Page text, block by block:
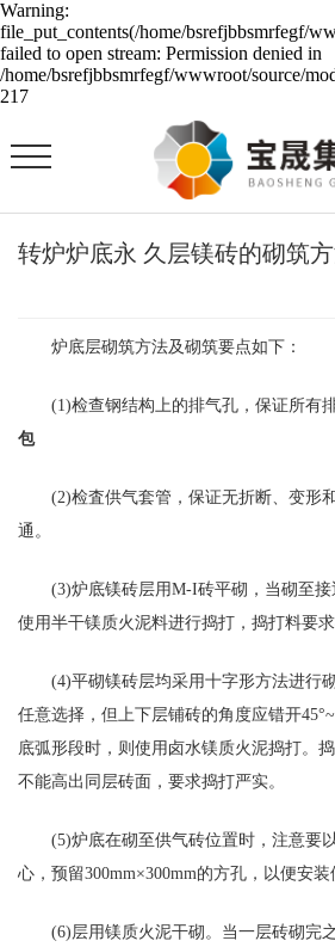
Warning:
file_put_contents(/home/bsrefjbbsmrfegf/
failed to open stream: Permission denied in
/home/bsrefjbbsmrfegf/wwwroot/source/
217
转炉炉底永 久层镁砖的砌筑
炉底层砌筑方法及砌筑要点如下：
(1)检查钢结构上的排气孔，保证所有
包
(2)检査供气套管，保证无折断、变形
通。
(3)炉底镁砖层用M-I砖平砌，当砌至
使用半干镁质火泥料进行捣打，捣打料要求
(4)平砌镁砖层均采用十字形方法进行
任意选择，但上下层铺砖的角度应错开
底弧形段时，则使用卤水镁质火泥捣打。
不能高出同层砖面，要求捣打严实。
(5)炉底在砌至供气砖位置时，注意要
心，预留300mm×300mm的方孔，以便安装
(6)层用镁质火泥干砌。当一层砖砌完